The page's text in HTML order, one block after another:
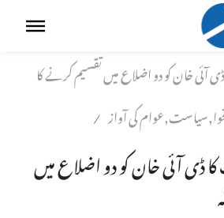
آئی خان کو دو اضلاع میں تقسیم کرنے کا
کی آواز /
ڈی آئی خان کو دو اضلاع میں